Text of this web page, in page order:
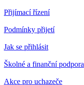
Přijímací řízení
Podmínky přijetí
Jak se přihlásit
Školné a finanční podpora
Akce pro uchazeče